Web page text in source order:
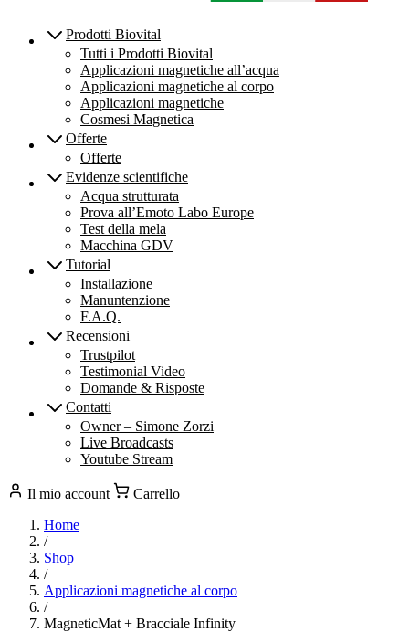
Prodotti Biovital
Tutti i Prodotti Biovital
Applicazioni magnetiche all’acqua
Applicazioni magnetiche al corpo
Applicazioni magnetiche
Cosmesi Magnetica
Offerte
Offerte
Evidenze scientifiche
Acqua strutturata
Prova all’Emoto Labo Europe
Test della mela
Macchina GDV
Tutorial
Installazione
Manuntenzione
F.A.Q.
Recensioni
Trustpilot
Testimonial Video
Domande & Risposte
Contatti
Owner – Simone Zorzi
Live Broadcasts
Youtube Stream
Il mio account
Carrello
Home
/
Shop
/
Applicazioni magnetiche al corpo
/
MagneticMat + Bracciale Infinity